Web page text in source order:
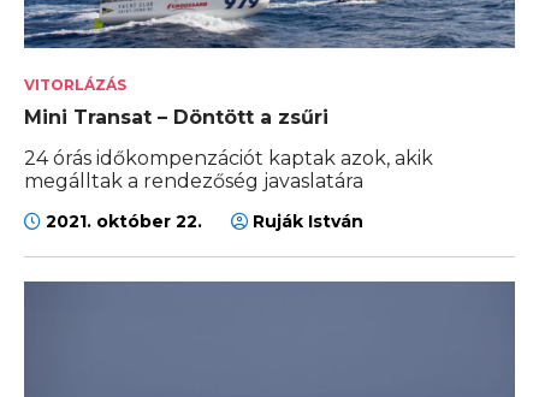
VITORLÁZÁS
Mini Transat – Döntött a zsűri
24 órás időkompenzációt kaptak azok, akik
megálltak a rendezőség javaslatára
2021. október 22. Ruják István